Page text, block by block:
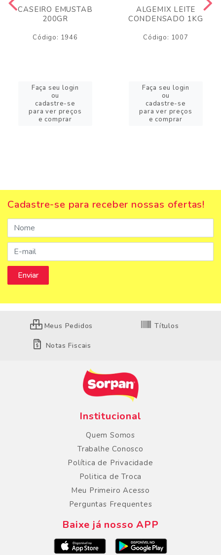
CASEIRO EMUSTAB
200GR
Código: 1946
Faça seu login
ou
cadastre-se
para ver preços
e comprar
ALGEMIX LEITE
CONDENSADO 1KG
Código: 1007
Faça seu login
ou
cadastre-se
para ver preços
e comprar
Cadastre-se para receber nossas ofertas!
Meus Pedidos Títulos
Notas Fiscais
Institucional
Quem Somos
Trabalhe Conosco
Política de Privacidade
Politica de Troca
Meu Primeiro Acesso
Perguntas Frequentes
Baixe já nosso APP